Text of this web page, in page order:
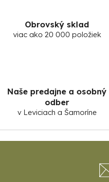
Obrovský sklad
viac ako 20 000 položiek
Naše predajne a osobný
odber
v Leviciach a Šamoríne
Z